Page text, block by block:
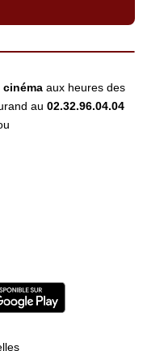
cinéma aux heures des
au 02.32.96.04.04